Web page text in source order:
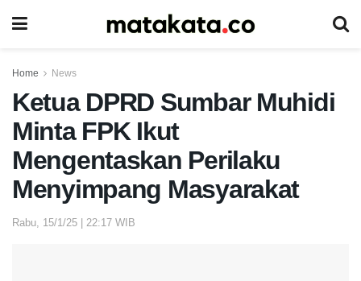
Home News
Ketua DPRD Sumbar Muhidi
Minta FPK Ikut
Mengentaskan Perilaku
Menyimpang Masyarakat
Rabu, 15/1/25 | 22:17 WIB